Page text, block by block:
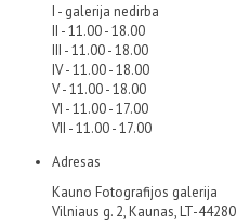
I - galerija nedirba
II - 11.00 - 18.00
III - 11.00 - 18.00
IV - 11.00 - 18.00
V - 11.00 - 18.00
VI - 11.00 - 17.00
VII - 11.00 - 17.00
Adresas
Kauno Fotografijos galerija
Vilniaus g. 2, Kaunas, LT-44280